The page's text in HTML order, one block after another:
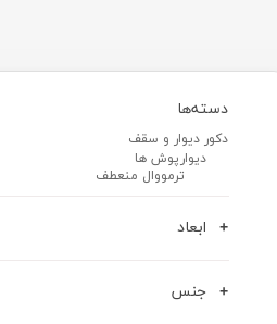
دسته‌ها
دکور دیوار و سقف
دیوارپوش ها
ترمووال منعطف
ابعاد
جنس